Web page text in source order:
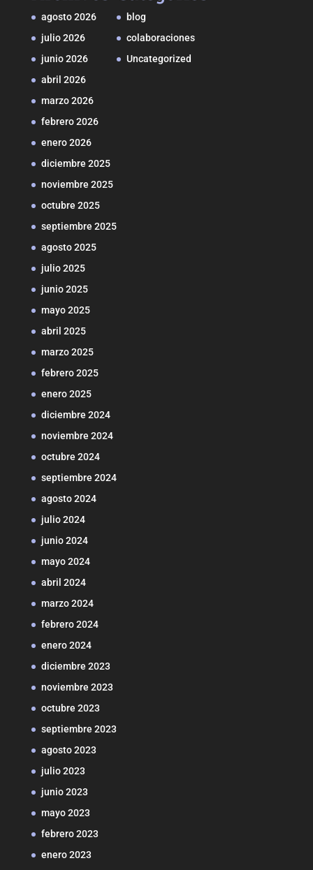
agosto 2026
julio 2026
junio 2026
abril 2026
marzo 2026
febrero 2026
enero 2026
diciembre 2025
noviembre 2025
octubre 2025
septiembre 2025
agosto 2025
julio 2025
junio 2025
mayo 2025
abril 2025
marzo 2025
febrero 2025
enero 2025
diciembre 2024
noviembre 2024
octubre 2024
septiembre 2024
agosto 2024
julio 2024
junio 2024
mayo 2024
abril 2024
marzo 2024
febrero 2024
enero 2024
diciembre 2023
noviembre 2023
octubre 2023
septiembre 2023
agosto 2023
julio 2023
junio 2023
mayo 2023
febrero 2023
enero 2023
blog
colaboraciones
Uncategorized